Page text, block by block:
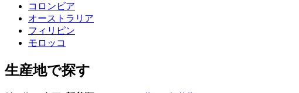
コロンビア
オーストラリア
フィリピン
モロッコ
生産地で探す